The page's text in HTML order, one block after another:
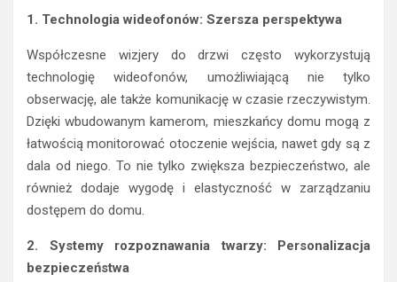
1. Technologia wideofonów: Szersza perspektywa
Współczesne wizjery do drzwi często wykorzystują
technologię wideofonów, umożliwiającą nie tylko
obserwację, ale także komunikację w czasie rzeczywistym.
Dzięki wbudowanym kamerom, mieszkańcy domu mogą z
łatwością monitorować otoczenie wejścia, nawet gdy są z
dala od niego. To nie tylko zwiększa bezpieczeństwo, ale
również dodaje wygodę i elastyczność w zarządzaniu
dostępem do domu.
2. Systemy rozpoznawania twarzy: Personalizacja
bezpieczeństwa